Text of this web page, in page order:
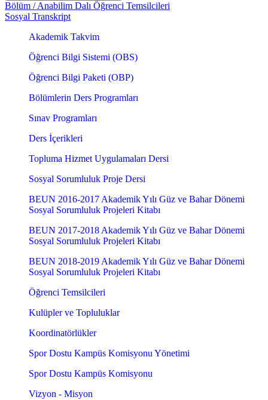
Bölüm / Anabilim Dalı Öğrenci Temsilcileri
Sosyal Transkript
Akademik Takvim
Öğrenci Bilgi Sistemi (OBS)
Öğrenci Bilgi Paketi (OBP)
Bölümlerin Ders Programları
Sınav Programları
Ders İçerikleri
Topluma Hizmet Uygulamaları Dersi
Sosyal Sorumluluk Proje Dersi
BEUN 2016-2017 Akademik Yılı Güz ve Bahar Dönemi
Sosyal Sorumluluk Projeleri Kitabı
BEUN 2017-2018 Akademik Yılı Güz ve Bahar Dönemi
Sosyal Sorumluluk Projeleri Kitabı
BEUN 2018-2019 Akademik Yılı Güz ve Bahar Dönemi
Sosyal Sorumluluk Projeleri Kitabı
Öğrenci Temsilcileri
Kulüpler ve Topluluklar
Koordinatörlükler
Spor Dostu Kampüs Komisyonu Yönetimi
Spor Dostu Kampüs Komisyonu
Vizyon - Misyon